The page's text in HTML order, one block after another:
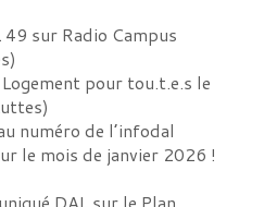
49 sur Radio Campus
)
pour tou.t.e.s le
)
numéro de l’infodal
le mois de janvier 2026 !